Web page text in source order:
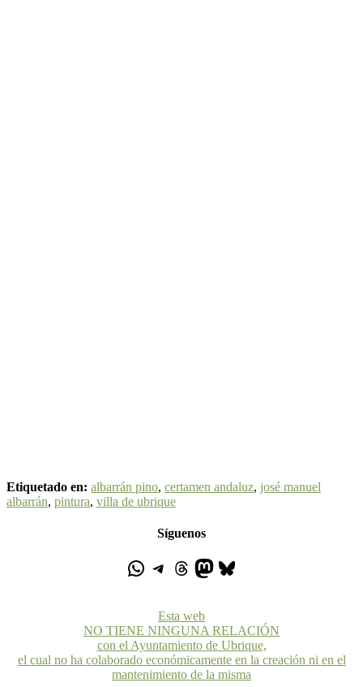
Etiquetado en: albarrán pino, certamen andaluz, josé manuel
albarrán, pintura, villa de ubrique
Síguenos
Esta web
NO TIENE NINGUNA RELACIÓN
con el Ayuntamiento de Ubrique,
el cual no ha colaborado económicamente en la creación ni en el
mantenimiento de la misma